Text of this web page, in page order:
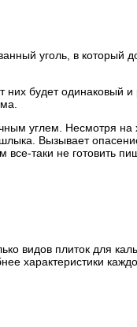
уголь, в который
них будет одинаковый
углем. Несмотря на
Вызывает
таки не готовить
видов плиток для
характеристики